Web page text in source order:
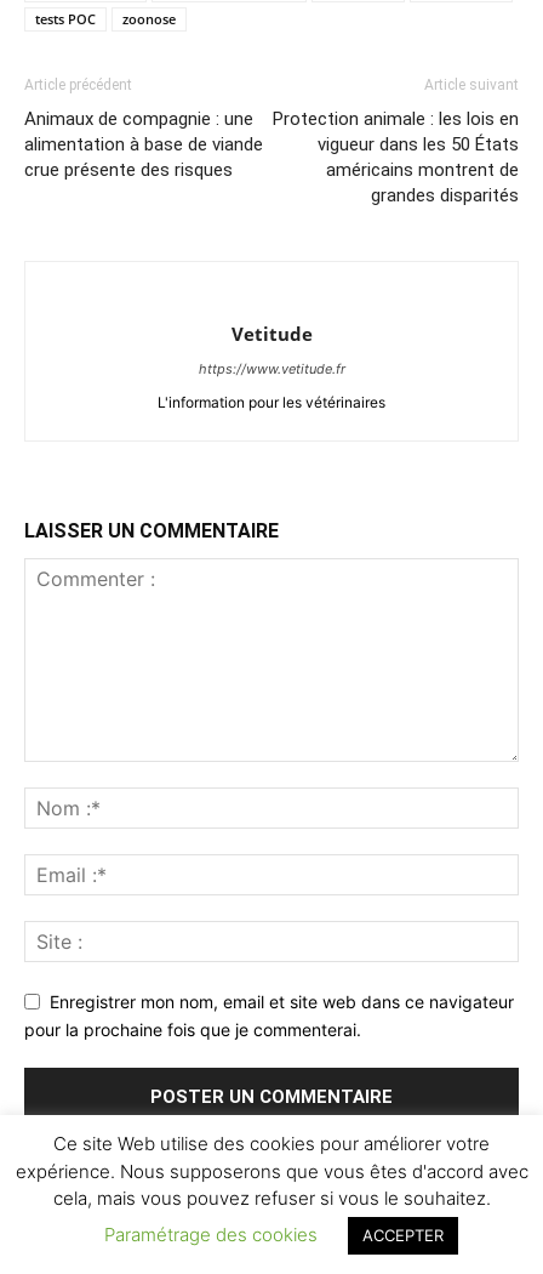
tests POC
zoonose
Article précédent
Animaux de compagnie : une
alimentation à base de viande
crue présente des risques
Article suivant
Protection animale : les lois en
vigueur dans les 50 États
américains montrent de
grandes disparités
Vetitude
https://www.vetitude.fr
L'information pour les vétérinaires
LAISSER UN COMMENTAIRE
Enregistrer mon nom, email et site web dans ce navigateur
pour la prochaine fois que je commenterai.
© Newspaper WordPress Theme by TagDiv
Ce site Web utilise des cookies pour améliorer votre
expérience. Nous supposerons que vous êtes d'accord avec
cela, mais vous pouvez refuser si vous le souhaitez.
Paramétrage des cookies
ACCEPTER